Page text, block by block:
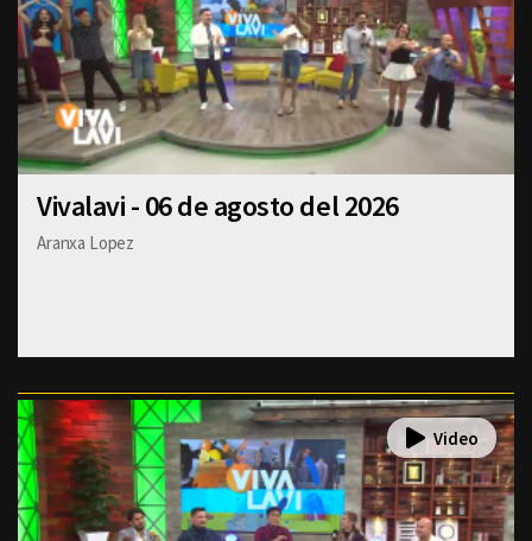
Vivalavi - 06 de agosto del 2026
Aranxa Lopez